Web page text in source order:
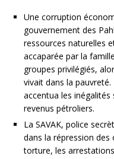
Une corruption
gouvernement des
ressources naturelles
accaparée par la
groupes privilégiés,
vivait dans la pauvreté.
accentua les
revenus pétroliers.
La SAVAK, police
dans la répression
torture, les